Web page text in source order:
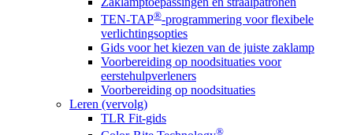
TEN-TAP®-programmering voor flexibele
verlichtingsopties
Gids voor het kiezen van de juiste zaklamp
Voorbereiding op noodsituaties voor
eerstehulpverleners
Voorbereiding op noodsituaties
Leren (vervolg)
TLR Fit-gids
®